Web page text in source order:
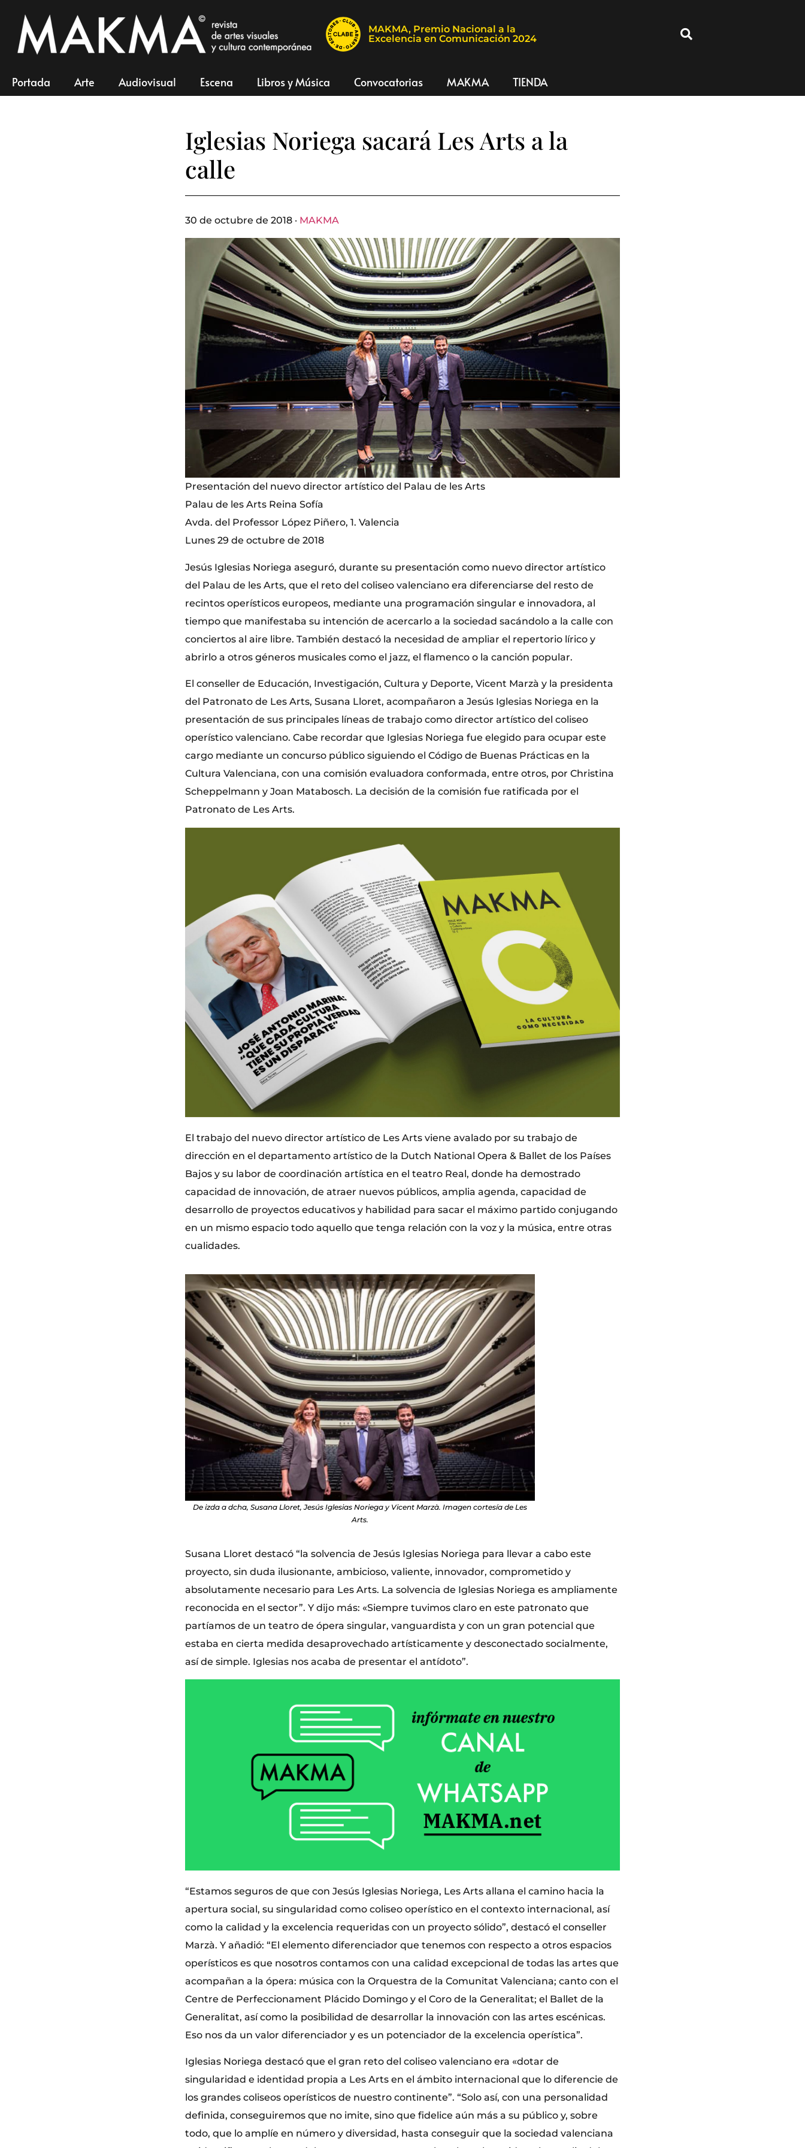
MAKMA, Premio Nacional a la
Excelencia en Comunicación 2024
Portada Arte Audiovisual Escena Libros y Música Convocatorias MAKMA TIENDA
Iglesias Noriega sacará Les Arts a la
calle
30 de octubre de 2018 · MAKMA
Presentación del nuevo director artístico del Palau de les Arts
Palau de les Arts Reina Sofía
Avda. del Professor López Piñero, 1. Valencia
Lunes 29 de octubre de 2018
Jesús Iglesias Noriega aseguró, durante su presentación como nuevo director artístico
del Palau de les Arts, que el reto del coliseo valenciano era diferenciarse del resto de
recintos operísticos europeos, mediante una programación singular e innovadora, al
tiempo que manifestaba su intención de acercarlo a la sociedad sacándolo a la calle con
conciertos al aire libre. También destacó la necesidad de ampliar el repertorio lírico y
abrirlo a otros géneros musicales como el jazz, el flamenco o la canción popular.
El conseller de Educación, Investigación, Cultura y Deporte, Vicent Marzà y la presidenta
del Patronato de Les Arts, Susana Lloret, acompañaron a Jesús Iglesias Noriega en la
presentación de sus principales líneas de trabajo como director artístico del coliseo
operístico valenciano. Cabe recordar que Iglesias Noriega fue elegido para ocupar este
cargo mediante un concurso público siguiendo el Código de Buenas Prácticas en la
Cultura Valenciana, con una comisión evaluadora conformada, entre otros, por Christina
Scheppelmann y Joan Matabosch. La decisión de la comisión fue ratificada por el
Patronato de Les Arts.
El trabajo del nuevo director artístico de Les Arts viene avalado por su trabajo de
dirección en el departamento artístico de la Dutch National Opera & Ballet de los Países
Bajos y su labor de coordinación artística en el teatro Real, donde ha demostrado
capacidad de innovación, de atraer nuevos públicos, amplia agenda, capacidad de
desarrollo de proyectos educativos y habilidad para sacar el máximo partido conjugando
en un mismo espacio todo aquello que tenga relación con la voz y la música, entre otras
cualidades.
De izda a dcha, Susana Lloret, Jesús Iglesias Noriega y Vicent Marzà. Imagen cortesía de Les
Arts.
Susana Lloret destacó “la solvencia de Jesús Iglesias Noriega para llevar a cabo este
proyecto, sin duda ilusionante, ambicioso, valiente, innovador, comprometido y
absolutamente necesario para Les Arts. La solvencia de Iglesias Noriega es ampliamente
reconocida en el sector”. Y dijo más: «Siempre tuvimos claro en este patronato que
partíamos de un teatro de ópera singular, vanguardista y con un gran potencial que
estaba en cierta medida desaprovechado artísticamente y desconectado socialmente,
así de simple. Iglesias nos acaba de presentar el antídoto”.
“Estamos seguros de que con Jesús Iglesias Noriega, Les Arts allana el camino hacia la
apertura social, su singularidad como coliseo operístico en el contexto internacional, así
como la calidad y la excelencia requeridas con un proyecto sólido”, destacó el conseller
Marzà. Y añadió: “El elemento diferenciador que tenemos con respecto a otros espacios
operísticos es que nosotros contamos con una calidad excepcional de todas las artes que
acompañan a la ópera: música con la Orquestra de la Comunitat Valenciana; canto con el
Centre de Perfeccionament Plácido Domingo y el Coro de la Generalitat; el Ballet de la
Generalitat, así como la posibilidad de desarrollar la innovación con las artes escénicas.
Eso nos da un valor diferenciador y es un potenciador de la excelencia operística”.
Iglesias Noriega destacó que el gran reto del coliseo valenciano era «dotar de
singularidad e identidad propia a Les Arts en el ámbito internacional que lo diferencie de
los grandes coliseos operísticos de nuestro continente”. “Solo así, con una personalidad
definida, conseguiremos que no imite, sino que fidelice aún más a su público y, sobre
todo, que lo amplíe en número y diversidad, hasta conseguir que la sociedad valenciana